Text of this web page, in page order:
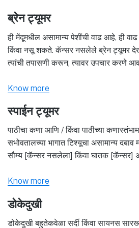
ब्रेन ट्यूमर
ही मेंदूमधील असामान्य पेशींची वाढ आहे, ही
किंवा नसू शकते. कॅन्सर नसलेले ब्रेन ट्यूमर
त्यांची तपासणी करून, त्यावर उपचार करणे
Know more
स्पाईन ट्यूमर
पाठीचा कणा आणि / किंवा पाठीच्या
सभोवतालच्या भागात टिश्यूचा असामान्य
सौम्य [कॅन्सर नसलेला] किंवा घातक [कॅन्सर]
Know more
डोकेदुखी
डोकेदुखी बहुतेकवेळा सर्दी किंवा सायनस